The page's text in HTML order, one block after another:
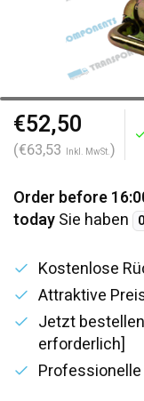
€52,50
(€63,53 Inkl. MwSt.)
Order before
todaySie haben
Kostenlose
Attraktive
Jetzt
erforderlich]